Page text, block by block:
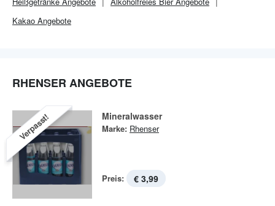
Kakao Angebote
RHENSER ANGEBOTE
Verpasst! Mineralwasser
Marke: Rhenser
Preis: € 3,99